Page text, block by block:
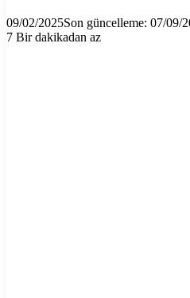
09/02/2025Son güncelleme: 07/09/
7 Bir dakikadan az